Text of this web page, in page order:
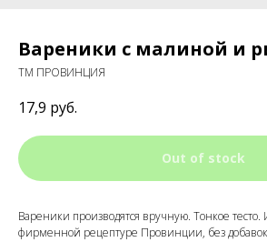
Вареники с малиной и
ТМ ПРОВИНЦИЯ
17,9 руб.
Out of stock
Вареники производятся вручную. Тонкое тесто.
фирменной рецептуре Провинции, без